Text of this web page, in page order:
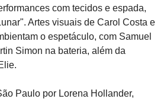
com tecidos e espada,
Artes visuais de Carol Costa e
o espetáculo, com Samuel
Simon na bateria, além da
Paulo por Lorena Hollander,